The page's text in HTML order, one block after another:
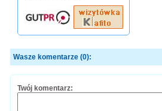
Wasze komentarze (0):
Twój komentarz: